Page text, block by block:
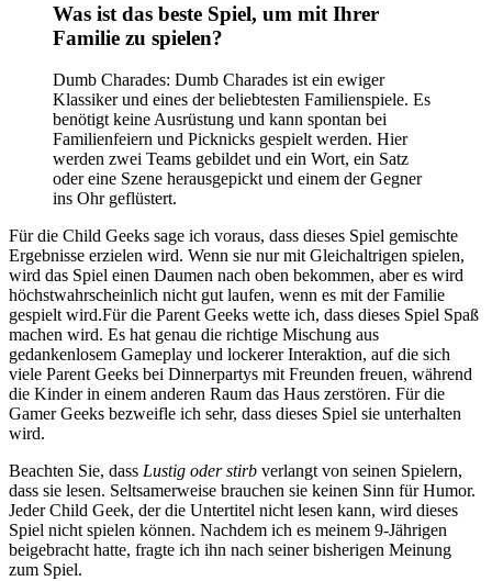
Was ist das beste Spiel, um mit Ihrer
Familie zu spielen?
Dumb Charades: Dumb Charades ist ein ewiger
Klassiker und eines der beliebtesten Familienspiele. Es
benötigt keine Ausrüstung und kann spontan bei
Familienfeiern und Picknicks gespielt werden. Hier
werden zwei Teams gebildet und ein Wort, ein Satz
oder eine Szene herausgepickt und einem der Gegner
ins Ohr geflüstert.
Für die Child Geeks sage ich voraus, dass dieses Spiel gemischte
Ergebnisse erzielen wird. Wenn sie nur mit Gleichaltrigen spielen,
wird das Spiel einen Daumen nach oben bekommen, aber es wird
höchstwahrscheinlich nicht gut laufen, wenn es mit der Familie
gespielt wird.Für die Parent Geeks wette ich, dass dieses Spiel Spaß
machen wird. Es hat genau die richtige Mischung aus
gedankenlosem Gameplay und lockerer Interaktion, auf die sich
viele Parent Geeks bei Dinnerpartys mit Freunden freuen, während
die Kinder in einem anderen Raum das Haus zerstören. Für die
Gamer Geeks bezweifle ich sehr, dass dieses Spiel sie unterhalten
wird.
Beachten Sie, dass Lustig oder stirb verlangt von seinen Spielern,
dass sie lesen. Seltsamerweise brauchen sie keinen Sinn für Humor.
Jeder Child Geek, der die Untertitel nicht lesen kann, wird dieses
Spiel nicht spielen können. Nachdem ich es meinem 9-Jährigen
beigebracht hatte, fragte ich ihn nach seiner bisherigen Meinung
zum Spiel.